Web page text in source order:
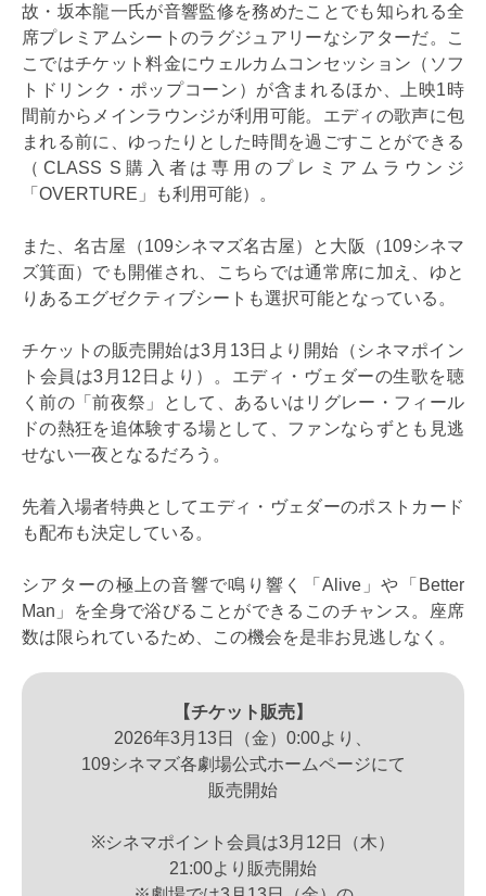
故・坂本龍一氏が音響監修を務めたことでも知られる全
席プレミアムシートのラグジュアリーなシアターだ。こ
こではチケット料金にウェルカムコンセッション（ソフ
トドリンク・ポップコーン）が含まれるほか、上映1時
間前からメインラウンジが利用可能。エディの歌声に包
まれる前に、ゆったりとした時間を過ごすことができる
（CLASS S購入者は専用のプレミアムラウンジ
「OVERTURE」も利用可能）。
また、名古屋（109シネマズ名古屋）と大阪（109シネマ
ズ箕面）でも開催され、こちらでは通常席に加え、ゆと
りあるエグゼクティブシートも選択可能となっている。
チケットの販売開始は3月13日より開始（シネマポイン
ト会員は3月12日より）。エディ・ヴェダーの生歌を聴
く前の「前夜祭」として、あるいはリグレー・フィール
ドの熱狂を追体験する場として、ファンならずとも見逃
せない一夜となるだろう。
先着入場者特典としてエディ・ヴェダーのポストカード
も配布も決定している。
シアターの極上の音響で鳴り響く「Alive」や「Better
Man」を全身で浴びることができるこのチャンス。座席
数は限られているため、この機会を是非お見逃しなく。
【チケット販売】
2026年3月13日（金）0:00より、
109シネマズ各劇場公式ホームページにて
販売開始
※シネマポイント会員は3月12日（木）
21:00より販売開始